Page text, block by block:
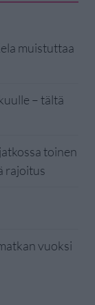
muistuttaa
– tältä
toinen
rajoitus
vuoksi